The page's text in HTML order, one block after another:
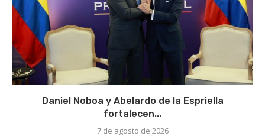
Daniel Noboa y Abelardo de la Espriella
fortalecen...
7 de agosto de 2026